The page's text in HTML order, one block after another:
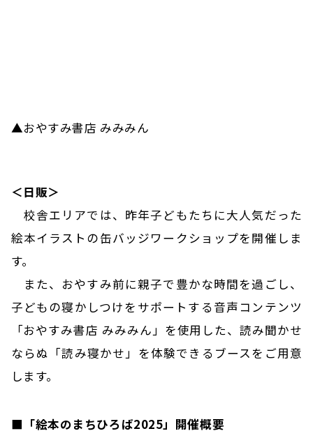
▲おやすみ書店 みみみん
＜日販＞
校舎エリアでは、昨年子どもたちに大人気だった
絵本イラストの缶バッジワークショップを開催しま
す。
また、おやすみ前に親子で豊かな時間を過ごし、
子どもの寝かしつけをサポートする音声コンテンツ
「おやすみ書店 みみみん」を使用した、読み聞かせ
ならぬ「読み寝かせ」を体験できるブースをご用意
します。
■「絵本のまちひろば2025」開催概要